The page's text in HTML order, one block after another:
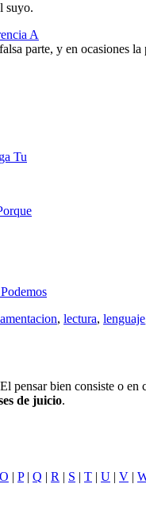
suyo.
A
parte, y en ocasiones
Tu
, lectura, lenguaje
pensar bien consiste o
de juicio.
O | P| Q | R | S | T | U | V |